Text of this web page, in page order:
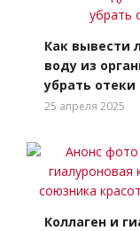
Как вывести
воду из
убрать отеки
25 апреля 2025
Коллаген и